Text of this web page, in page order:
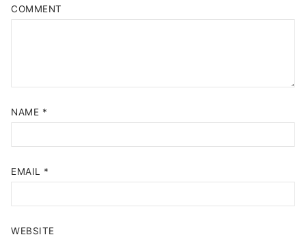
COMMENT
NAME *
EMAIL *
WEBSITE